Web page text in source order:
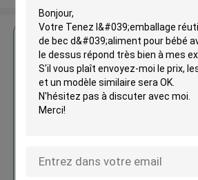
Tenez
poche de bec